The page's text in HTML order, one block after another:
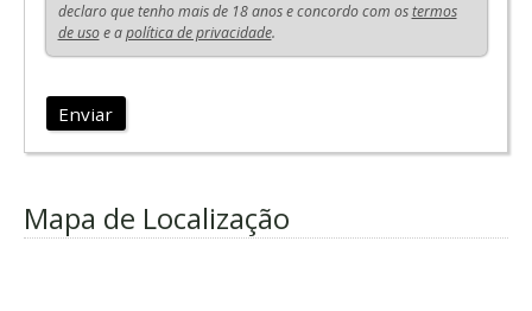
declaro que tenho mais de 18 anos e concordo com ostermos
de usoe apolítica de privacidade.
Enviar
Mapa de Localização